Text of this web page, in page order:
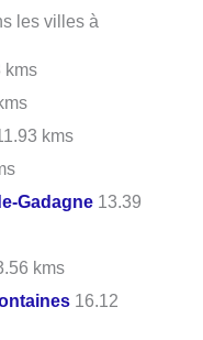
les villes à
kms
kms
Gadagne 13.39
kms
16.12